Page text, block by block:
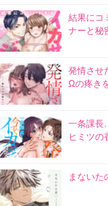
結果にコ
ナーと秘
発情させ
Ωの疼き
一条課長
ヒミツの
まないた